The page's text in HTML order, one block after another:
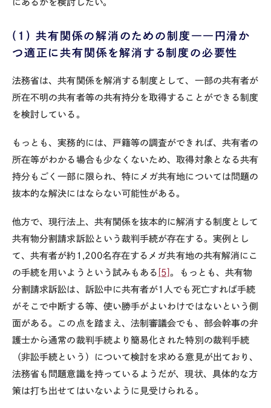
にあるかを検討したい。
(1)共有関係の解消のための制度――円滑か
つ適正に共有関係を解消する制度の必要性
法務省は、共有関係を解消する制度として、一部の共有者が
所在不明の共有者等の共有持分を取得することができる制度
を検討している。
もっとも、実務的には、戸籍等の調査ができれば、共有者の
所在等がわかる場合も少なくないため、取得対象となる共有
持分もごく一部に限られ、特にメガ共有地については問題の
抜本的な解決にはならない可能性がある。
他方で、現行法上、共有関係を抜本的に解消する制度として
共有物分割請求訴訟という裁判手続が存在する。実例とし
て、共有者が約 1,200名存在するメガ共有地の共有解消にこ
の手続を用いようという試みもある [5] 。もっとも、共有物
分割請求訴訟は、訴訟中に共有者が1 人でも死亡すれば手続
がそこで中断する等、使い勝手がよいわけではないという側
面がある。この点を踏まえ、法制審議会でも、部会幹事の弁
護士から通常の裁判手続より簡易化された特別の裁判手続
（非訟手続という）について検討を求める意見が出ており、
法務省も問題意識を持っているようだが、現状、具体的な方
策は打ち出せてはいないように見受けられる。